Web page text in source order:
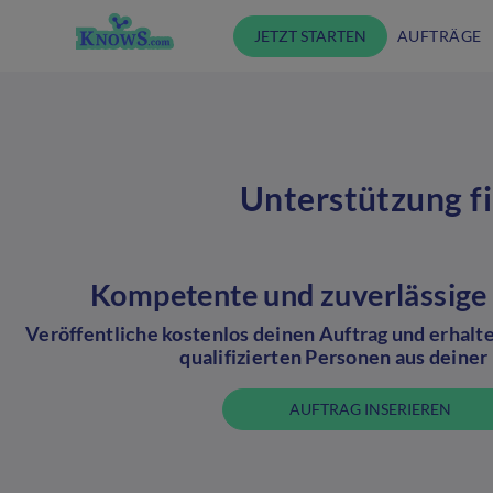
JETZT STARTEN AUFTRÄGE
Unterstützung
Kompetente und
Veröffentliche kostenlos deinen Auftrag und
qualifizierten Personen aus deiner
AUFTRAG INSERIEREN